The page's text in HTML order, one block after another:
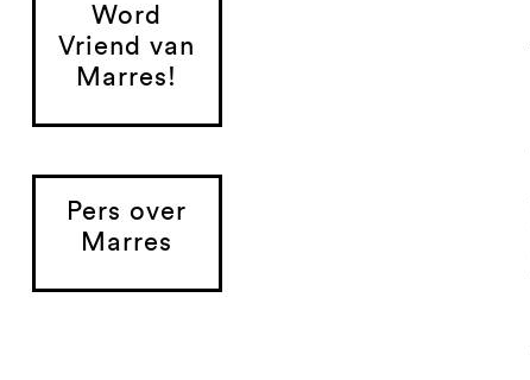
Word
Vriend van
Marres!
Pers over
Marres